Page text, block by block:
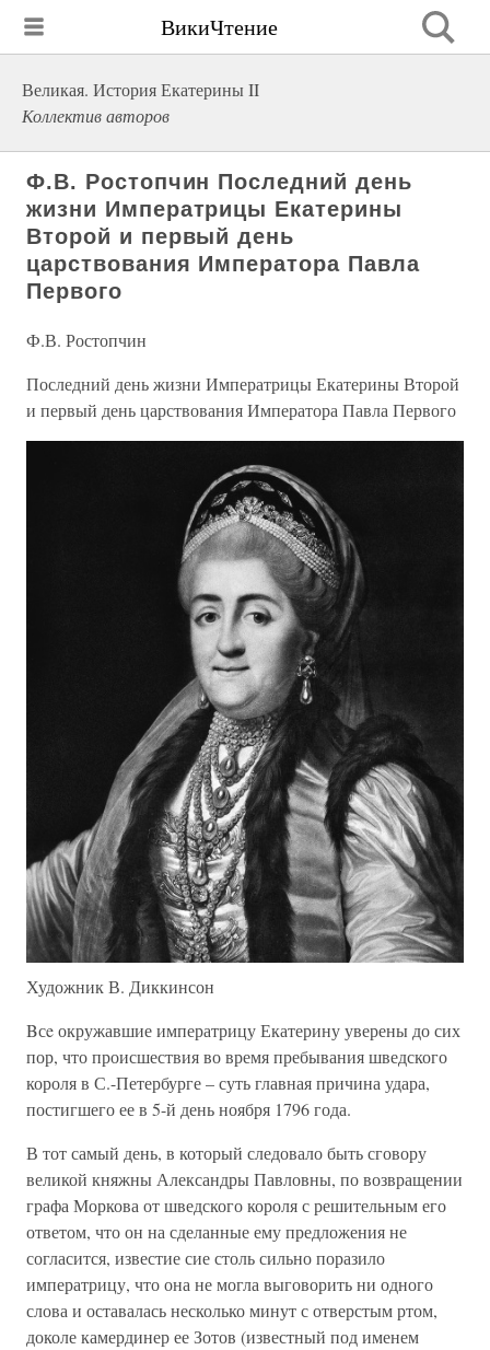
ВикиЧтение
Великая. История Екатерины II
Коллектив авторов
Ф.В. Ростопчин Последний день
жизни Императрицы Екатерины
Второй и первый день
царствования Императора Павла
Первого
Ф.В. Ростопчин
Последний день жизни Императрицы Екатерины Второй
и первый день царствования Императора Павла Первого
Художник В. Диккинсон
Bсe окружавшие императрицу Екатерину уверены до сих
пор, что происшествия во время пребывания шведского
короля в С.-Петербурге – суть главная причина удара,
постигшего ее в 5-й день ноября 1796 года.
В тот самый день, в который следовало быть сговору
великой княжны Александры Павловны, по возвращении
графа Моркова от шведского короля с решительным его
ответом, что он на сделанные ему предложения не
согласится, известие сие столь сильно поразило
императрицу, что она не могла выговорить ни одного
слова и оставалась несколько минут с отверстым ртом,
доколе камердинер ее Зотов (известный под именем